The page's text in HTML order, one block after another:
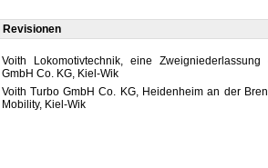
Revisionen
Voith Lokomotivtechnik, eine
GmbH Co. KG, Kiel-Wik
Voith Turbo GmbH Co. KG, Heidenheim an der
Mobility, Kiel-Wik